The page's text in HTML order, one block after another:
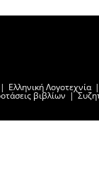
Ελληνική Λογοτεχνία
βιβλίων